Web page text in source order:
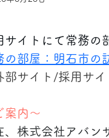
サイトにて常務の
の部屋：明石市の
部サイト/採用サ
案内～
、株式会社アバン